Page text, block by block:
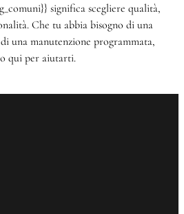
significa scegliere qualità,
Che tu abbia bisogno di una
una manutenzione programmata,
qui per aiutarti.